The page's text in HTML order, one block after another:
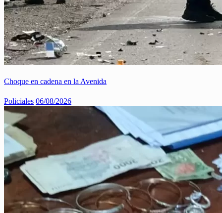
Choque en cadena en la Avenida
Policiales 06/08/2026